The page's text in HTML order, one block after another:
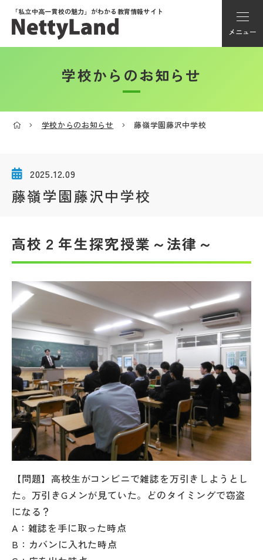
「私立中高一貫校の魅力」がわかる教育情報サイト
メニュー
アカウント登録
学校選び
私学探検隊
帰国生受験情報
説明会・イベント情報
よみもの
学校からのお知らせ
学校HP最新情報
特集
NettyLandかわら版
その他
学校からのお知らせ
学校からのお知らせ 藤嶺学園藤沢中学校
2025.12.09
藤嶺学園藤沢中学校
高校２年生探究授業～法律～
【問題】高校生がコンビニで雑誌を万引きしようとし
た。万引きGメンが見ていた。どのタイミングで窃盗
になる？
A：雑誌を手に取った時点
B：カバンに入れた時点